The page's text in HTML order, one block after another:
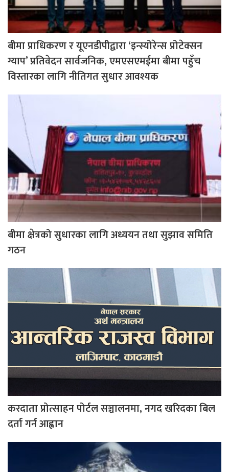
बीमा प्राधिकरण र यूएनडीपीद्वारा ‘इन्स्योरेन्स प्रोटेक्सन
ग्याप’ प्रतिवेदन सार्वजनिक, एमएसएमईमा बीमा पहुँच
विस्तारका लागि नीतिगत सुधार आवश्यक
बीमा क्षेत्रको सुधारका लागि अध्ययन तथा सुझाव समिति
गठन
करदाता प्रोत्साहन पोर्टल सञ्चालनमा, नगद खरिदका बिल
दर्ता गर्न आह्वान